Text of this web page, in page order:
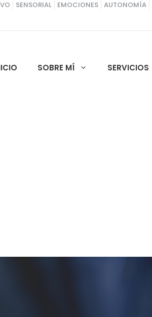
SENSORIAL EMOCIONES AUTONOMÍA
SOBRE MÍ SERVICIOS